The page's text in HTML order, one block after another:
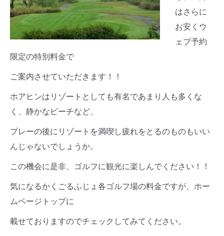
はさらに
お安くウ
ェブ予約
限定の特別料金で
ご案内させていただきます！！
ホアヒンはリゾートとしても有名であまり人も多くな
く、静かなビーチなど、
プレーの後にリゾートを満喫し疲れをとるのものもいい
んじゃないでしょうか。
この機会に是非、ゴルフに観光に楽しんでください！！
気になるかくごるふじょ各ゴルフ場の料金ですが、ホー
ムページトップに
載せておりますのでチェックしてみてください。